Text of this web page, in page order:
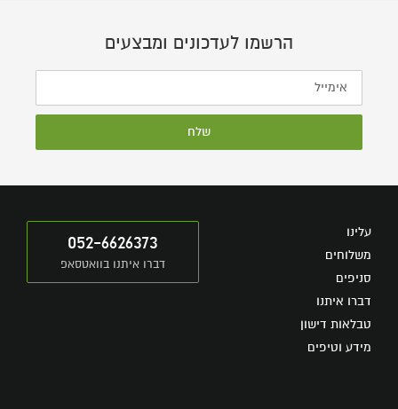
הרשמו לעדכונים ומבצעים
שלח
עלינו
משלוחים
סניפים
דברו איתנו
טבלאות דישון
מידע וטיפים
052-6626373
דברו איתנו בוואטסאפ